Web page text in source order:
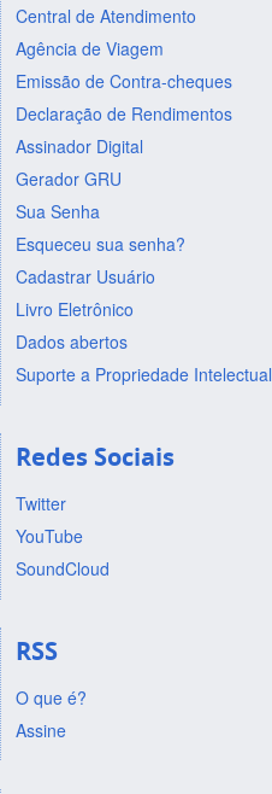
Central de Atendimento
Agência de Viagem
Emissão de Contra-cheques
Declaração de Rendimentos
Assinador Digital
Gerador GRU
Sua Senha
Esqueceu sua senha?
Cadastrar Usuário
Livro Eletrônico
Dados abertos
Suporte a Propriedade Intelectual
Redes Sociais
Twitter
YouTube
SoundCloud
RSS
O que é?
Assine